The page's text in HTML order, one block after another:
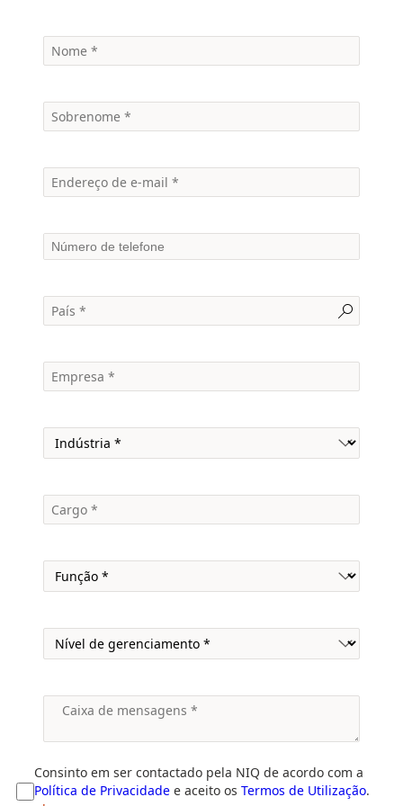
Consinto em ser contactado pela NIQ de acordo com a
Política de Privacidade e aceito os Termos de Utilização.